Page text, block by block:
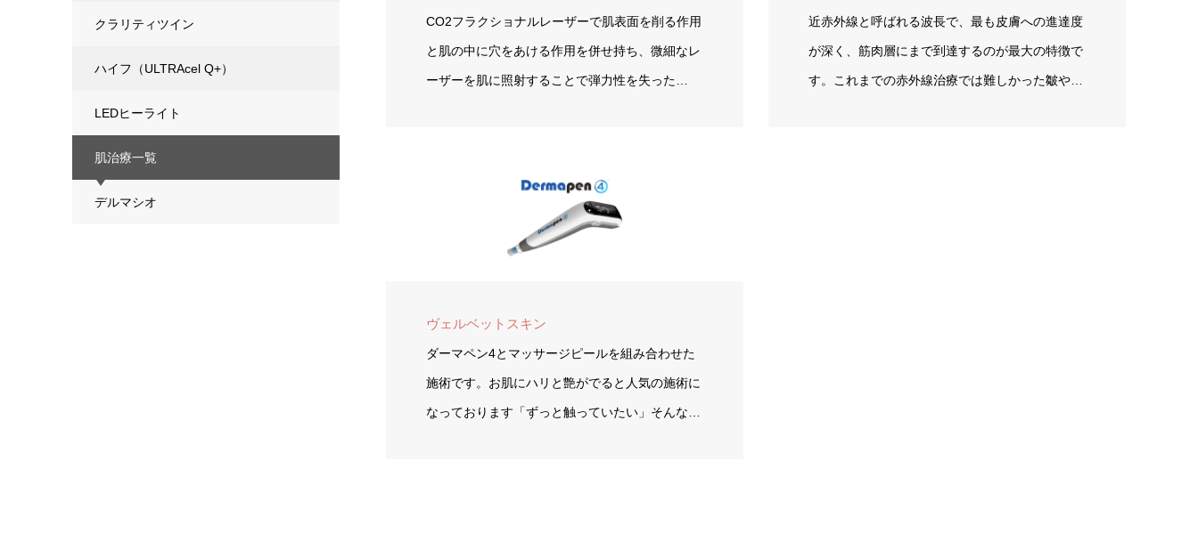
CO2フラクショナルレーザーで肌表面を削る作用
と肌の中に穴をあける作用を併せ持ち、微細なレ
ーザーを肌に照射することで弾力性を失った…
近赤外線と呼ばれる波長で、最も皮膚への進達度
が深く、筋肉層にまで到達するのが最大の特徴で
す。これまでの赤外線治療では難しかった皺や…
ヴェルベットスキン
ダーマペン4とマッサージピールを組み合わせた
施術です。お肌にハリと艶がでると人気の施術に
なっております「ずっと触っていたい」そんな…
クラリティツイン
ハイフ（ULTRAcel Q+）
LEDヒーライト
肌治療一覧
デルマシオ